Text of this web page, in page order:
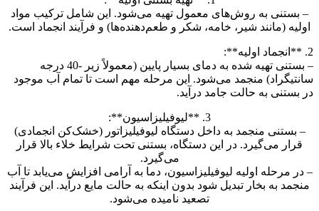
– بستنی به روش‌های معمول تهیه می‌شود. این شامل ترکیب مواد
اولیه (مانند شیر، خامه، شکر و طعم‌دهنده‌ها) و فرآیند انجماد است.
2. **انجماد اولیه**:
– بستنی تهیه شده به دمای بسیار پایین (معمولاً زیر -40 درجه
سانتیگراد) منجمد می‌شود. این مرحله مهم است تا تمام آب موجود
در بستنی به حالت جامد درآید.
3. **لیوفیلیزاسیون**:
– بستنی منجمد به داخل دستگاه لیوفیلیزاتور (خشک‌کن انجمادی)
قرار می‌گیرد. در این دستگاه، بستنی تحت شرایط خلاء بالا قرار
می‌گیرد.
– در مرحله اولیه لیوفیلیزاسیون، دما به آرامی افزایش می‌یابد تا آب
منجمد به بخار تبدیل شود بدون اینکه به حالت مایع درآید. این فرآیند
تصعید نامیده می‌شود.